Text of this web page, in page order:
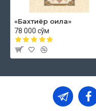
«Бахтиёр оила»
78 000 сўм